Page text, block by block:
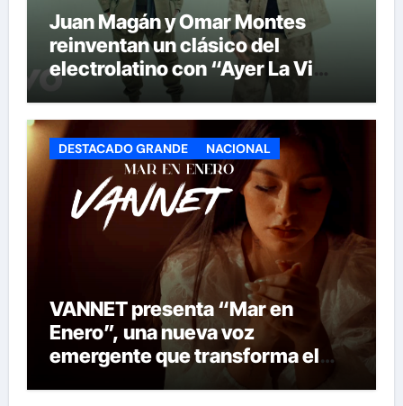
Juan Magán y Omar Montes
reinventan un clásico del
electrolatino con “Ayer La Vi
(BPA26)”
DESTACADO GRANDE NACIONAL
VANNET presenta “Mar en
Enero”, una nueva voz
emergente que transforma el